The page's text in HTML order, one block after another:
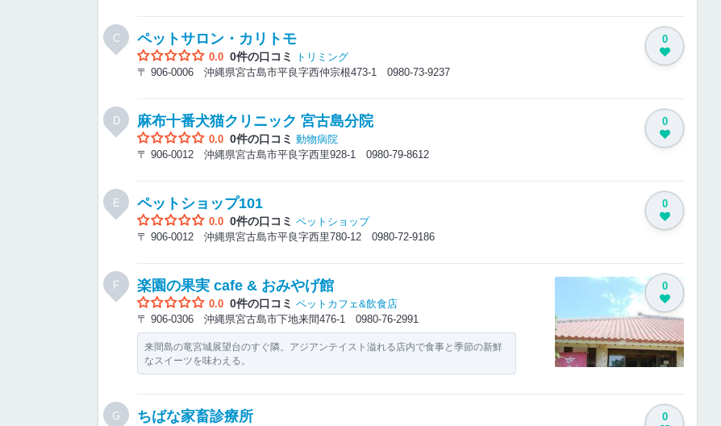
C ペットサロン・カリトモ
0.0 0件の口コミ
トリミング
〒 906-0006 沖縄県宮古島市平良字西仲宗根473-1 0980-73-9237
0
D 麻布十番犬猫クリニック 宮古島分院
0.0 0件の口コミ 動物病院
〒 906-0012 沖縄県宮古島市平良字西里928-1 0980-79-8612
0
E ペットショップ101
0.0 0件の口コミ ペットショップ
〒 906-0012 沖縄県宮古島市平良字西里780-12 0980-72-9186
0
F 楽園の果実 cafe & おみやげ館
0.0 0件の口コミ ペットカフェ&飲食店
〒 906-0306 沖縄県宮古島市下地来間476-1 0980-76-2991
来間島の竜宮城展望台のすぐ隣。アジアンテイスト溢れる店内で食事と季節の新鮮
なスイーツを味わえる。
0
G ちばな家畜診療所 0